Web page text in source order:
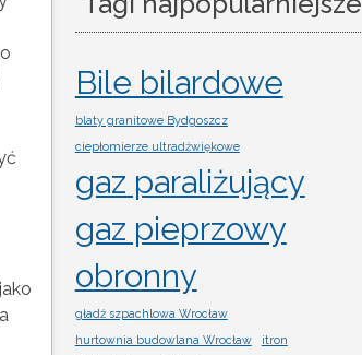
Bile bilardowe
blaty granitowe Bydgoszcz
ciepłomierze ultradźwiękowe
gaz paraliżujący
gaz pieprzowy
obronny
gładź szpachlowa Wrocław
hurtownia budowlana Wrocław
itron